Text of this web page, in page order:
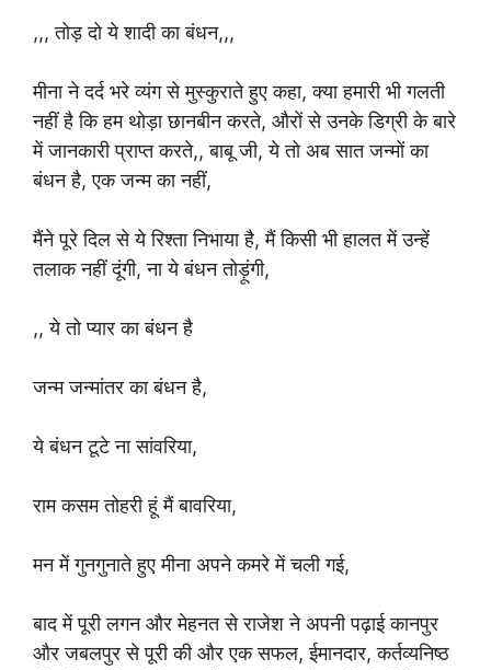
,,, तोड़ दो ये शादी का बंधन,,,
मीना ने दर्द भरे व्यंग से मुस्कुराते हुए कहा, क्या हमारी भी गलती
नहीं है कि हम थोड़ा छानबीन करते, औरों से उनके डिग्री के बारे
में जानकारी प्राप्त करते,, बाबू जी, ये तो अब सात जन्मों का
बंधन है, एक जन्म का नहीं,
मैंने पूरे दिल से ये रिश्ता निभाया है, मैं किसी भी हालत में उन्हें
तलाक नहीं दूंगी, ना ये बंधन तोड़ूंगी,
,, ये तो प्यार का बंधन है
जन्म जन्मांतर का बंधन है,
ये बंधन टूटे ना सांवरिया,
राम कसम तोहरी हूं मैं बावरिया,
मन में गुनगुनाते हुए मीना अपने कमरे में चली गई,
बाद में पूरी लगन और मेहनत से राजेश ने अपनी पढ़ाई कानपुर
और जबलपुर से पूरी की और एक सफल, ईमानदार, कर्तव्यनिष्ठ